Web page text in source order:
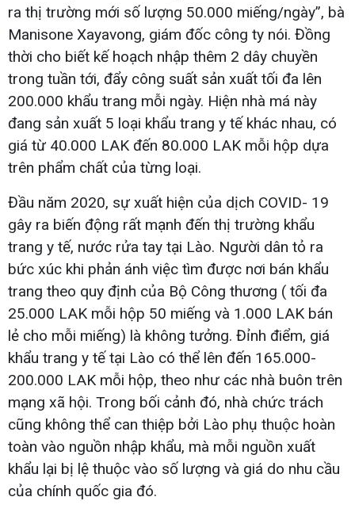
ra thị trường mới số lượng 50.000 miếng/ngày”, bà
Manisone Xayavong, giám đốc công ty nói. Đồng
thời cho biết kế hoạch nhập thêm 2 dây chuyền
trong tuần tới, đẩy công suất sản xuất tối đa lên
200.000 khẩu trang mỗi ngày. Hiện nhà má này
đang sản xuất 5 loại khẩu trang y tế khác nhau, có
giá từ 40.000 LAK đến 80.000 LAK mỗi hộp dựa
trên phẩm chất của từng loại.
Đầu năm 2020, sự xuất hiện của dịch COVID- 19
gây ra biến động rất mạnh đến thị trường khẩu
trang y tế, nước rửa tay tại Lào. Người dân tỏ ra
bức xúc khi phản ánh việc tìm được nơi bán khẩu
trang theo quy định của Bộ Công thương ( tối đa
25.000 LAK mỗi hộp 50 miếng và 1.000 LAK bán
lẻ cho mỗi miếng) là không tưởng. Đỉnh điểm, giá
khẩu trang y tế tại Lào có thể lên đến 165.000-
200.000 LAK mỗi hộp, theo như các nhà buôn trên
mạng xã hội. Trong bối cảnh đó, nhà chức trách
cũng không thể can thiệp bởi Lào phụ thuộc hoàn
toàn vào nguồn nhập khẩu, mà mỗi nguồn xuất
khẩu lại bị lệ thuộc vào số lượng và giá do nhu cầu
của chính quốc gia đó.